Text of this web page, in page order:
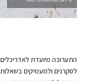
התערוכה מיועדת
לסקרנים ולמעמיקים בשאלות